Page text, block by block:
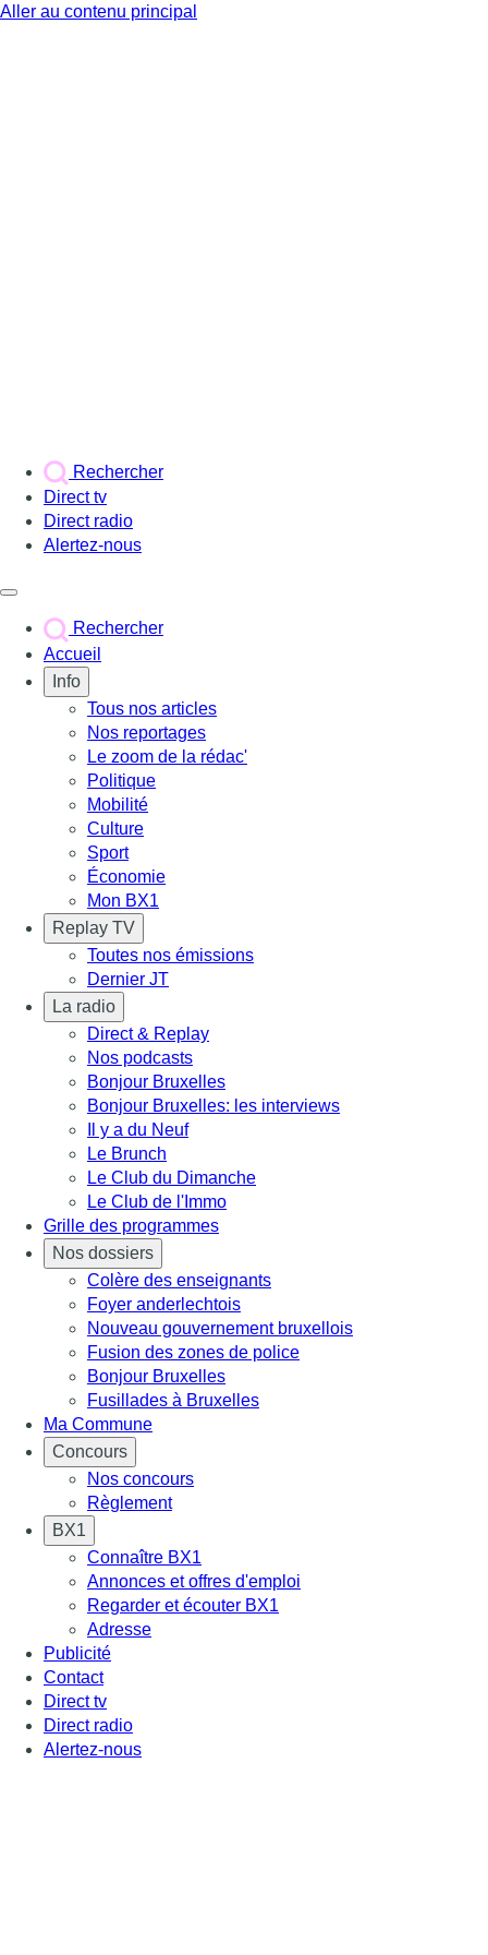
Aller au contenu principal
Rechercher
Direct tv
Direct radio
Alertez-nous
Rechercher
Accueil
Info
Tous nos articles
Nos reportages
Le zoom de la rédac'
Politique
Mobilité
Culture
Sport
Économie
Mon BX1
Replay TV
Toutes nos émissions
Dernier JT
La radio
Direct & Replay
Nos podcasts
Bonjour Bruxelles
Bonjour Bruxelles: les interviews
Il y a du Neuf
Le Brunch
Le Club du Dimanche
Le Club de l'Immo
Grille des programmes
Nos dossiers
Colère des enseignants
Foyer anderlechtois
Nouveau gouvernement bruxellois
Fusion des zones de police
Bonjour Bruxelles
Fusillades à Bruxelles
Ma Commune
Concours
Nos concours
Règlement
BX1
Connaître BX1
Annonces et offres d'emploi
Regarder et écouter BX1
Adresse
Publicité
Contact
Direct tv
Direct radio
Alertez-nous